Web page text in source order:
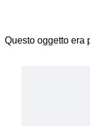
Questo oggetto era